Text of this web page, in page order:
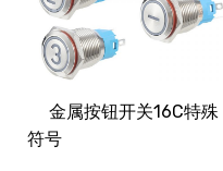
金属按钮开关16C特殊
符号